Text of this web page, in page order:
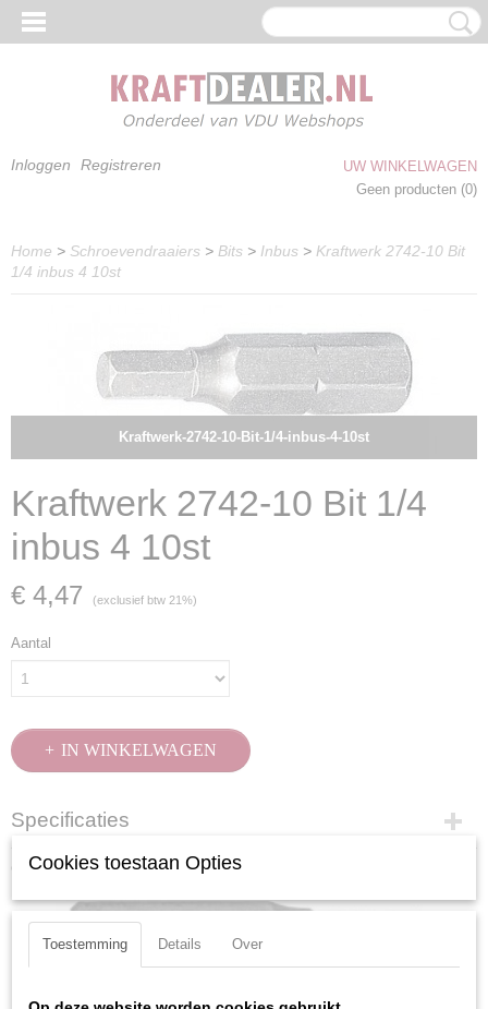
Inloggen Registreren
UW WINKELWAGEN
Geen producten (0)
Home > Schroevendraaiers > Bits > Inbus > Kraftwerk 2742-10 Bit
1/4 inbus 4 10st
Kraftwerk-2742-10-Bit-1/4-inbus-4-10st
Kraftwerk 2742-10 Bit 1/4
inbus 4 10st
€ 4,47 (exclusief btw 21%)
Aantal
IN WINKELWAGEN
Specificaties
Productcode
EAN code
Productcode leverancier
Ook interessant
Cookies toestaan Opties
Toestemming Details Over